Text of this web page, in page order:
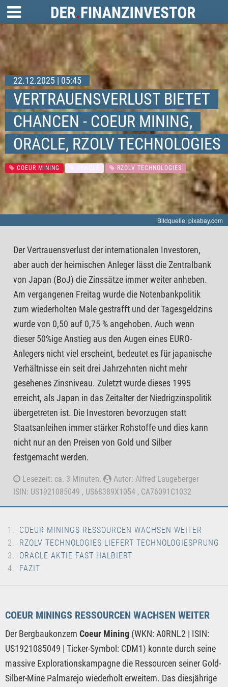
22.12.2025 | 05:45
VERTRAUENSVERLUST BIETET
CHANCEN - COEUR MINING,
ORACLE, RZOLV TECHNOLOGIES
COEUR MINING RZOLV TECHNOLOGIES
Bildquelle: pixabay.com
Der Vertrauensverlust der internationalen Investoren,
aber auch der heimischen Anleger lässt die Zentralbank
von Japan (BoJ) die Zinssätze immer weiter anheben.
Am vergangenen Freitag wurde die Notenbankpolitik
zum wiederholten Male gestrafft und der Tagesgeldzins
wurde von 0,50 auf 0,75 % angehoben. Auch wenn
dieser 50%ige Anstieg aus den Augen eines EURO-
Anlegers nicht viel erscheint, bedeutet es für japanische
Verhältnisse ein seit drei Jahrzehnten nicht mehr
gesehenes Zinsniveau. Zuletzt wurde dieses 1995
erreicht, als Japan in das Zeitalter der Niedrigzinspolitik
übergetreten ist. Die Investoren bevorzugen statt
Staatsanleihen immer stärker Rohstoffe und dies kann
nicht nur an den Preisen von Gold und Silber
festgemacht werden.
Lesezeit: ca. 3 Minuten.
Autor: Alfred Laugeberger
ISIN: US1921085049 , US68389X1054 , CA76091C1032
COEUR MININGS RESSOURCEN WACHSEN WEITER
RZOLV TECHNOLOGIES LIEFERT TECHNOLOGIESPRUNG
ORACLE AKTIE FAST HALBIERT
FAZIT
COEUR MININGS RESSOURCEN WACHSEN WEITER
Der Bergbaukonzern Coeur Mining (WKN: A0RNL2 | ISIN:
US1921085049 | Ticker-Symbol: CDM1) konnte durch seine
massive Explorationskampagne die Ressourcen seiner Gold-
Silber-Mine Palmarejo wiederholt erweitern. Das diesjährige